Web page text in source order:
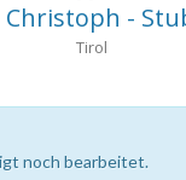
Christoph -
Tirol
noch bearbeitet.